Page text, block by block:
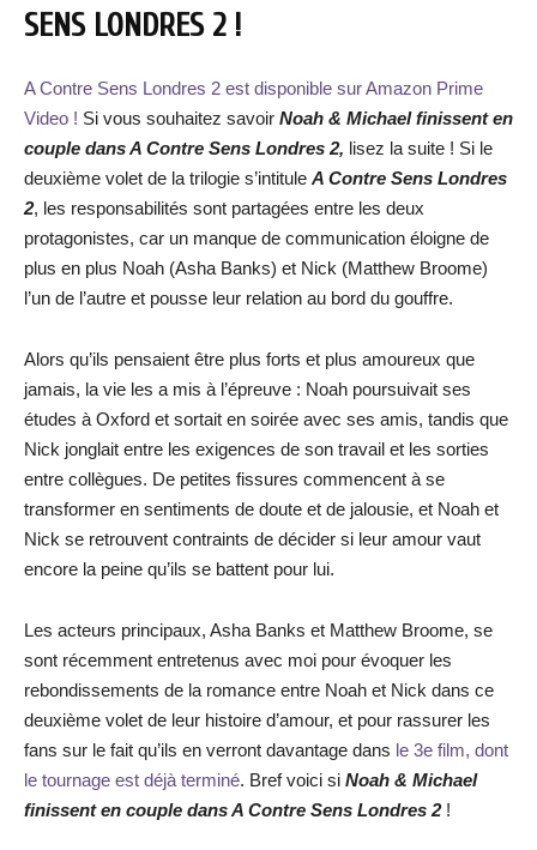
SENS LONDRES 2 !
A Contre Sens Londres 2 est disponible sur Amazon Prime
Video ! Si vous souhaitez savoir Noah & Michael finissent en
couple dansA Contre Sens Londres 2, lisez la suite ! Si le
deuxième volet de la trilogie s’intitule A Contre Sens Londres
2, les responsabilités sont partagées entre les deux
protagonistes, car un manque de communication éloigne de
plus en plus Noah (Asha Banks) et Nick (Matthew Broome)
l’un de l’autre et pousse leur relation au bord du gouffre.
Alors qu’ils pensaient être plus forts et plus amoureux que
jamais, la vie les a mis à l’épreuve : Noah poursuivait ses
études à Oxford et sortait en soirée avec ses amis, tandis que
Nick jonglait entre les exigences de son travail et les sorties
entre collègues. De petites fissures commencent à se
transformer en sentiments de doute et de jalousie, et Noah et
Nick se retrouvent contraints de décider si leur amour vaut
encore la peine qu’ils se battent pour lui.
Les acteurs principaux, Asha Banks et Matthew Broome, se
sont récemment entretenus avec moi pour évoquer les
rebondissements de la romance entre Noah et Nick dans ce
deuxième volet de leur histoire d’amour, et pour rassurer les
fans sur le fait qu’ils en verront davantage dans le 3e film, dont
le tournage est déjà terminé. Bref voici si Noah & Michael
finissent en couple dans A Contre Sens Londres 2 !